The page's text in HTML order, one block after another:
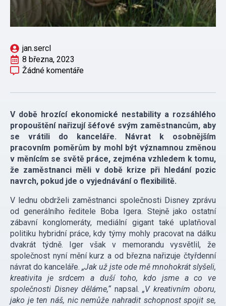
jan.sercl
8 března, 2023
Žádné komentáře
V době hrozící ekonomické nestability a rozsáhlého
propouštění nařizují šéfové svým zaměstnancům, aby
se vrátili do kanceláře.
Návrat k osobnějším
pracovním poměrům by mohl být významnou změnou
v měnícím se světě práce, zejména vzhledem k tomu,
že zaměstnanci měli v době krize při hledání pozic
navrch, pokud jde o vyjednávání o flexibilitě.
V lednu obdrželi zaměstnanci společnosti Disney zprávu
od generálního ředitele Boba Igera. Stejně jako ostatní
zábavní konglomeráty, mediální gigant také uplatňoval
politiku hybridní práce, kdy týmy mohly pracovat na dálku
dvakrát týdně. Iger však v memorandu vysvětlil, že
společnost nyní mění kurz a od března nařizuje čtyřdenní
návrat do kanceláře. „Jak už jste ode mě mnohokrát slyšeli,
kreativita je srdcem a duší toho, kdo jsme a co ve
společnosti Disney děláme,“ napsal.„V kreativním oboru,
jako je ten náš, nic nemůže nahradit schopnost spojit se,